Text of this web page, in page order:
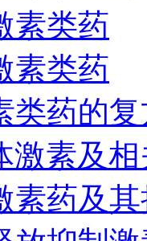
素类药
素类药
类药的
激素及
素药及